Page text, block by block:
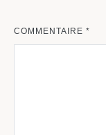
COMMENTAIRE *